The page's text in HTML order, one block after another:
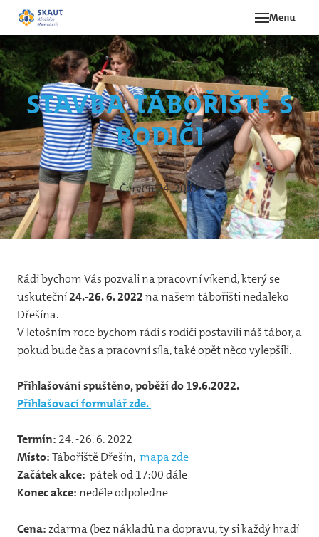
Menu
Akce
O
Stavba tábořiště s
rodiči
Červen 24, 2022
Rádi bychom Vás pozvali na pracovní víkend, který se
uskuteční24.-26. 6. 2022na našem tábořišti nedaleko
Dřešína.
V letošním roce bychom rádi s rodiči postavili náš tábor, a
pokud bude čas a pracovní síla, také opět něco vylepšili.
Přihlašování spuštěno, poběží do 19.6.2022.
Přihlašovací formulář zde.
Termín: 24. -26. 6. 2022
Místo:Tábořiště Dřešín, mapa zde
Začátek akce: pátek od 17:00 dále
Konec akce:neděle odpoledne
Cena:zdarma (bez nákladů na dopravu, ty si každý hradí